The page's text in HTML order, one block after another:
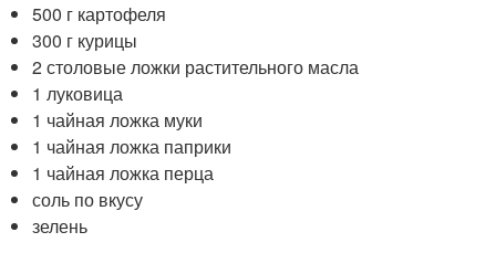
500 г картофеля
300 г курицы
2 столовые ложки растительного масла
1 луковица
1 чайная ложка муки
1 чайная ложка паприки
1 чайная ложка перца
соль по вкусу
зелень